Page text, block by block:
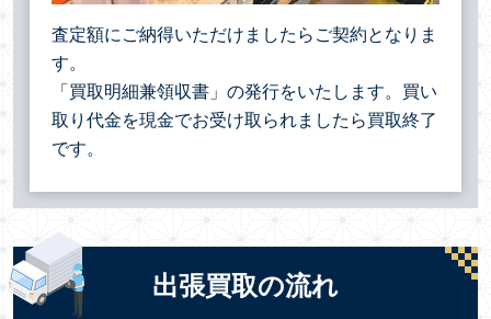
査定額にご納得いただけましたらご契約となりま
す。
「買取明細兼領収書」の発行をいたします。買い
取り代金を現金でお受け取られましたら買取終了
です。
出張買取の流れ